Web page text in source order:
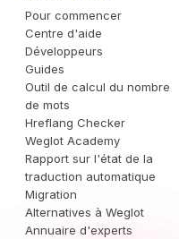
Pour commencer
Centre d'aide
Développeurs
Guides
Outil de calcul du nombre
de mots
Hreflang Checker
Weglot Academy
Rapport sur l'état de la
traduction automatique
Migration
Alternatives à Weglot
Annuaire d'experts